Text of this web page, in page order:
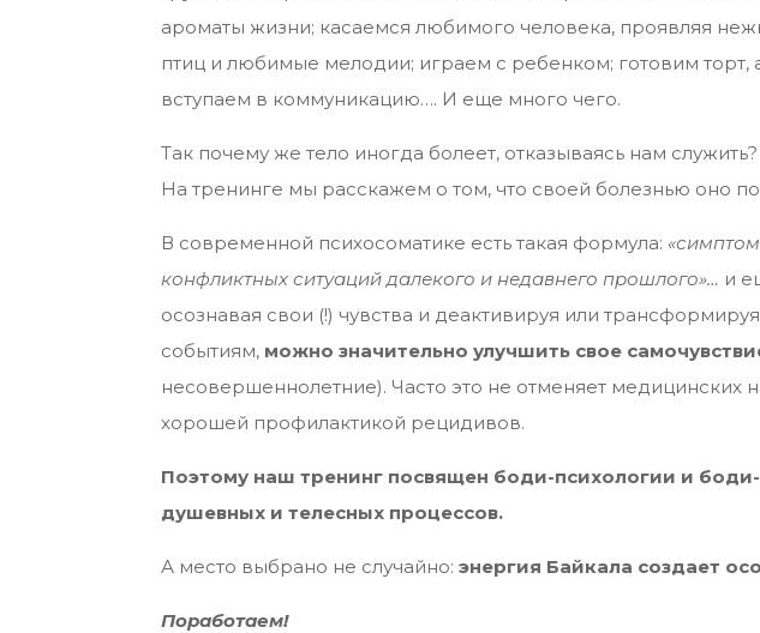
ароматы жизни; касаемся любимого человека, проявляя
птиц и любимые мелодии; играем с ребенком; готовим
вступаем в коммуникацию…. И еще много чего.
Так почему же тело иногда болеет, отказываясь нам служить?
На тренинге мы расскажем о том, что своей болезнью оно
В современной психосоматике есть такая формула:
конфликтных ситуаций далекого и недавнего прошлого»… и
осознавая свои (!) чувства и деактивируя или
событиям, можно значительно улучшить свое
несовершеннолетние). Часто это не отменяет медицинских
хорошей профилактикой рецидивов.
Поэтому наш тренинг посвящен боди-психологии и
душевных и телесных процессов.
А место выбрано не случайно:энергия Байкала создает
Поработаем!